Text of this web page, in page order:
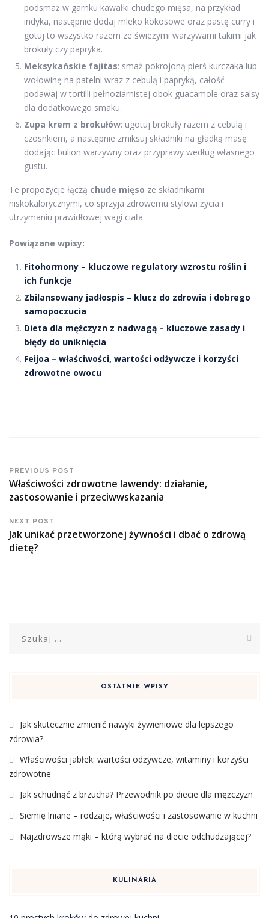
podsmaż w garnku kawałki chudego mięsa, na przykład
indyka, następnie dodaj mleko kokosowe oraz pastę curry i
gotuj to wszystko razem ze świeżymi warzywami takimi jak
brokuły czy papryka.
Meksykańskie fajitas: smaż pokrojoną pierś kurczaka lub
wołowinę na patelni wraz z cebulą i papryką, całość
podawaj w tortilli pełnoziarnistej obok guacamole oraz salsy
dla dodatkowego smaku.
Zupa krem z brokułów: ugotuj brokuły razem z cebulą i
czosnkiem, a następnie zmiksuj składniki na gładką masę
dodając bulion warzywny oraz przyprawy według własnego
gustu.
Te propozycje łączą chude mięso ze składnikami
niskokalorycznymi, co sprzyja zdrowemu stylowi życia i
utrzymaniu prawidłowej wagi ciała.
Powiązane wpisy:
Fitohormony – kluczowe regulatory wzrostu roślin i
ich funkcje
Zbilansowany jadłospis – klucz do zdrowia i dobrego
samopoczucia
Dieta dla mężczyzn z nadwagą – kluczowe zasady i
błędy do uniknięcia
Feijoa – właściwości, wartości odżywcze i korzyści
zdrowotne owocu
PREVIOUS POST
Właściwości zdrowotne lawendy: działanie,
zastosowanie i przeciwwskazania
NEXT POST
Jak unikać przetworzonej żywności i dbać o zdrową
dietę?
OSTATNIE WPISY
Jak skutecznie zmienić nawyki żywieniowe dla lepszego
zdrowia?
Właściwości jabłek: wartości odżywcze, witaminy i korzyści
zdrowotne
Jak schudnąć z brzucha? Przewodnik po diecie dla mężczyzn
Siemię lniane – rodzaje, właściwości i zastosowanie w kuchni
Najzdrowsze mąki – którą wybrać na diecie odchudzającej?
KULINARIA